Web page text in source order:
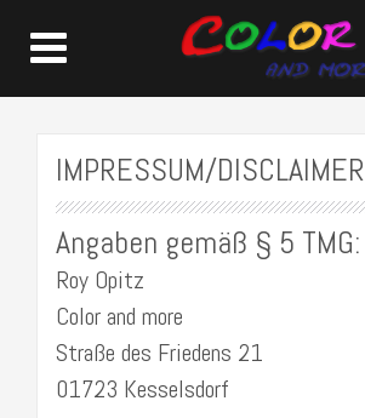
IMPRESSUM/DISCLAIMER
Angaben gemäß § 5 TMG:
Roy Opitz
Color and more
Straße des Friedens 21
01723 Kesselsdorf